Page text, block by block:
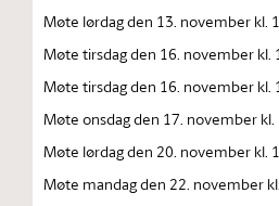
Møte lørdag den 13. november kl.
Møte tirsdag den 16. november kl.
Møte tirsdag den 16. november kl.
Møte onsdag den 17. november kl.
Møte lørdag den 20. november kl.
Møte mandag den 22. november